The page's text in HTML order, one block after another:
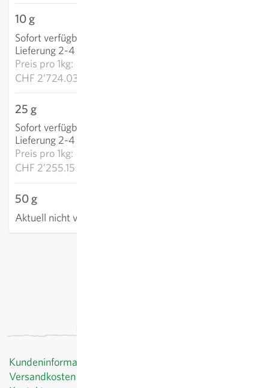
10 g
Sofort verfügbar
Lieferung 2-4 Tage
Preis pro1kg:
CHF 2’724.03
25 g
Sofort verfügbar
Lieferung 2-4 Tage
Preis pro1kg:
CHF 2’255.15
50 g
Aktuell nicht verfügbar
Kundeninformationen
Versandkosten